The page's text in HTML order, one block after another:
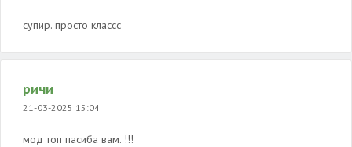
супир. просто классс
ричи
21-03-2025 15:04
мод топ пасиба вам. !!!